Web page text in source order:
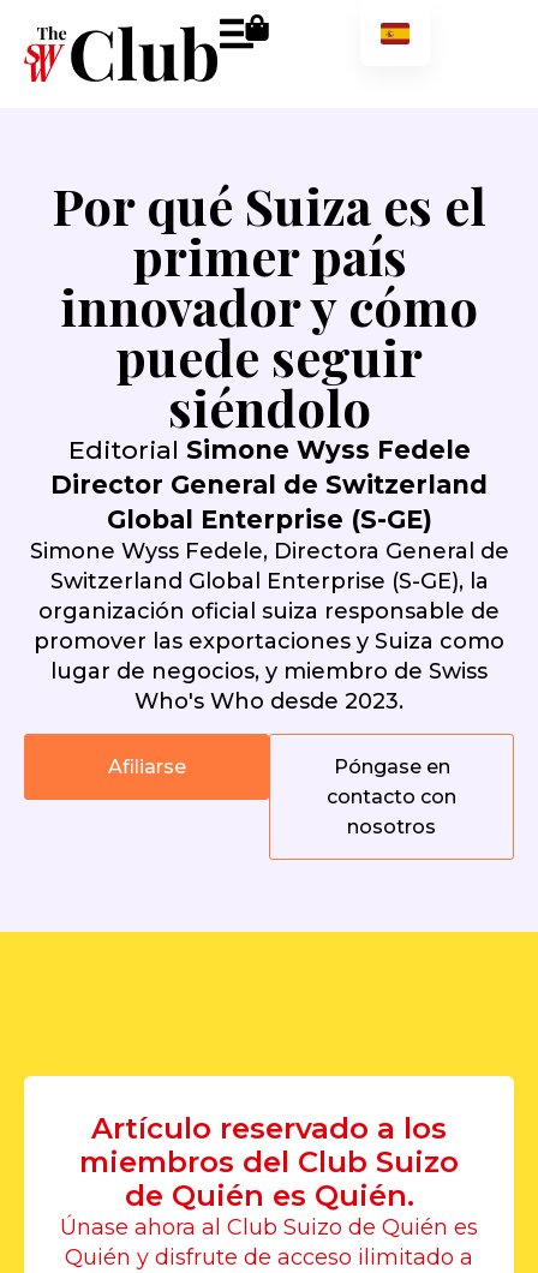
Por qué Suiza es el
primer país
innovador y cómo
puede seguir
siéndolo
Editorial Simone Wyss Fedele
Director General de Switzerland
Global Enterprise (S-GE)
Simone Wyss Fedele, Directora General de
Switzerland Global Enterprise (S-GE), la
organización oficial suiza responsable de
promover las exportaciones y Suiza como
lugar de negocios, y miembro de Swiss
Who's Who desde 2023.
Afiliarse
Póngase en
contacto con
nosotros
Artículo reservado a los
miembros del Club Suizo
de Quién es Quién.
Únase ahora al Club Suizo de Quién es
Quién y disfrute de acceso ilimitado a